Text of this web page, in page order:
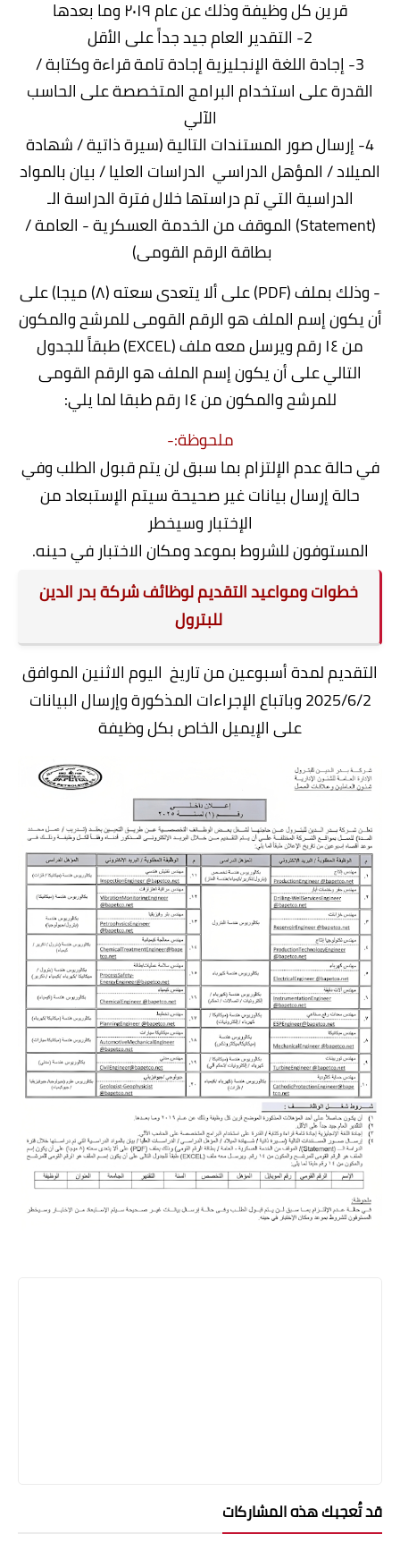
قرين كل وظيفة وذلك عن عام ٢٠١٩ وما بعدها
2- التقدير العام جيد جداً على الأقل
3- إجادة اللغة الإنجليزية إجادة تامة قراءة وكتابة /
القدرة على استخدام البرامج المتخصصة على الحاسب
الآلي
4- إرسال صور المستندات التالية (سيرة ذاتية / شهادة
الميلاد / المؤهل الدراسي الدراسات العليا / بيان بالمواد
الدراسية التي تم دراستها خلال فترة الدراسة الـ
(Statement) الموقف من الخدمة العسكرية - العامة /
بطاقة الرقم القومى)
- وذلك بملف (PDF) على ألا يتعدى سعته (۸) ميجا) على
أن يكون إسم الملف هو الرقم القومى للمرشح والمكون
من ١٤ رقم ويرسل معه ملف (EXCEL) طبقاً للجدول
التالي على أن يكون إسم الملف هو الرقم القومى
للمرشح والمكون من ١٤ رقم طبقا لما يلي:
ملحوظة:-
في حالة عدم الإلتزام بما سبق لن يتم قبول الطلب وفي
حالة إرسال بيانات غير صحيحة سيتم الإستبعاد من
الإختبار وسيخطر
المستوفون للشروط بموعد ومكان الاختبار في حينه.
خطوات ومواعيد التقديم لوظائف شركة بدر الدين
للبترول
التقديم لمدة أسبوعين من تاريخ اليوم الاثنين الموافق
2025/6/2 وباتباع الإجراءات المذكورة وإرسال البيانات
على الإيميل الخاص بكل وظيفة
قد تُعجبك هذه المشاركات